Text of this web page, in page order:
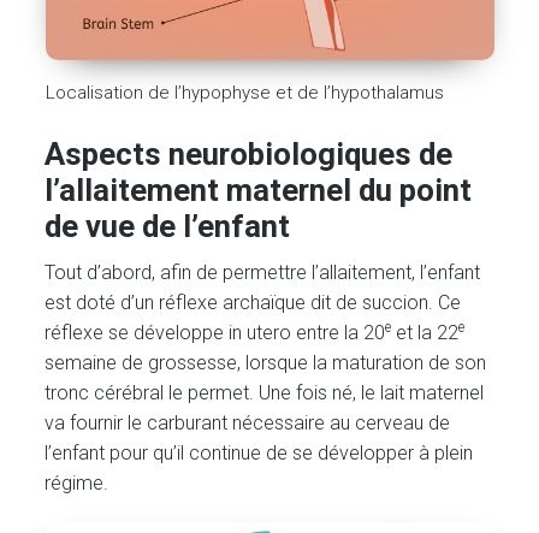
Localisation de l’hypophyse et de l’hypothalamus
Aspects neurobiologiques de
l’allaitement maternel du point
de vue de l’enfant
Tout d’abord, afin de permettre l’allaitement, l’enfant
est doté d’un réflexe archaïque dit de succion. Ce
réflexe se développe in utero entre la 20e et la 22e
semaine de grossesse, lorsque la maturation de son
tronc cérébral le permet. Une fois né, le lait maternel
va fournir le carburant nécessaire au cerveau de
l’enfant pour qu’il continue de se développer à plein
régime.